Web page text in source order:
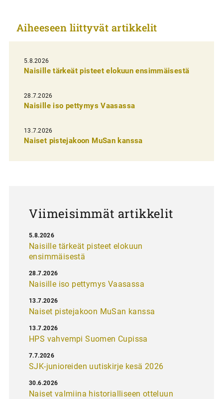
k
e
l
i
e
n
e
Aiheeseen liittyvät artikkelit
5.8.2026
Naisille tärkeät pisteet elokuun ensimmäisestä
28.7.2026
Naisille iso pettymys Vaasassa
13.7.2026
Naiset pistejakoon MuSan kanssa
Viimeisimmät artikkelit
Naisille tärkeät pisteet elokuun
ensimmäisestä
5.8.2026
Naisille iso pettymys Vaasassa
28.7.2026
Naiset pistejakoon MuSan kanssa
13.7.2026
HPS vahvempi Suomen Cupissa
13.7.2026
SJK-junioreiden uutiskirje kesä 2026
7.7.2026
Naiset valmiina historialliseen otteluun
30.6.2026